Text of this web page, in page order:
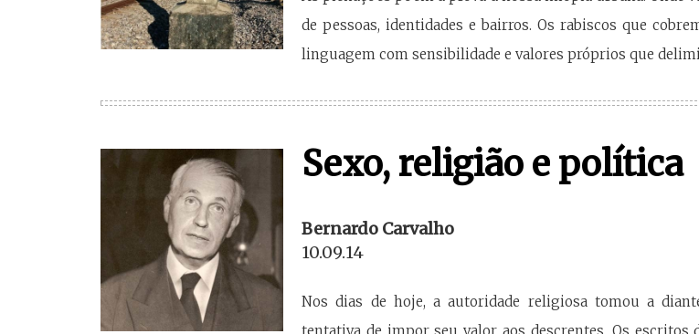
de pessoas, identidades e bairros. Os rabiscos que
linguagem com sensibilidade e valores próprios que
Sexo, religião e política
Bernardo Carvalho
10.09.14
Nos dias de hoje, a autoridade religiosa tomou a